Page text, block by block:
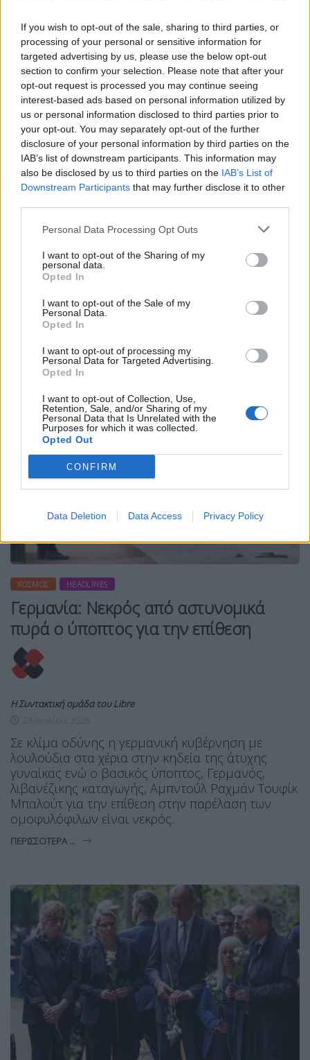
If you wish to opt-out of the sale, sharing to third parties, or
processing of your personal or sensitive information for
targeted advertising by us, please use the below opt-out
section to confirm your selection. Please note that after your
opt-out request is processed you may continue seeing
interest-based ads based on personal information utilized by
us or personal information disclosed to third parties prior to
your opt-out. You may separately opt-out of the further
disclosure of your personal information by third parties on the
IAB’s list of downstream participants. This information may
also be disclosed by us to third parties on the IAB’s List of
Downstream Participants that may further disclose it to other
Personal Data Processing Opt Outs
I want to opt-out of the Sharing of my
personal data.
Opted In
I want to opt-out of the Sale of my
Personal Data.
Opted In
I want to opt-out of processing my
Personal Data for Targeted Advertising.
Opted In
I want to opt-out of Collection, Use,
Retention, Sale, and/or Sharing of my
Personal Data that Is Unrelated with the
Purposes for which it was collected.
Opted Out
CONFIRM
Data Deletion Data Access Privacy Policy
ΕΙΔΉΣΕΙΣ ΚΌΣΜΟΣ
Γυναίκα από την Πολωνία το θύμα της
επίθεσης στο Pride
Η Συντακτική ομάδα του Libre
27 Ιουλίου, 2026
στην επίθεση με αυτοκίνητο που έπεσε πάνω στο
της αφιερωμένης στα δικαιώματα των ΛΟΑΤΚΙ+
Ημέρας της Οδού Christopher στο Βερολίνο το
πολωνικό υπουργείο Εξωτερικών.
ΠΕΡΙΣΣΌΤΕΡΑ ...
ΚΌΣΜΟΣ HEADLINES
Γερμανία: Νεκρός από αστυνομικά
πυρά ο ύποπτος για την επίθεση
Η Συντακτική ομάδα του Libre
Σε κλίμα οδύνης η γερμανική κυβέρνηση με
λουλούδια στα χέρια στην κηδεία της άτυχης
γυναίκας ενώ ο βασικός ύποπτος, Γερμανός,
λιβανέζικης καταγωγής, Αμπντούλ Ραχμάν Τουφίκ
Μπαλούτ για την επίθεση στην παρέλαση των
ομοφυλόφιλων είναι νεκρός.
ΠΕΡΙΣΣΌΤΕΡΑ ...